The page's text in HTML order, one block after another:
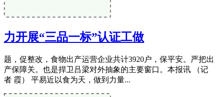
力开展“三品一标”认证工做
题，促整改，食物出产运营企业共计3920户，保平安。严把出
产保障关。也是捍卫吕梁对外抽象的主要窗口。本报讯 （记
者 霞） 平易近以食为天，做到力量...